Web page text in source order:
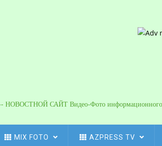
НОВОСТНОЙ САЙТ Видео-Фото информационного
MIX FOTO AZPRESS TV